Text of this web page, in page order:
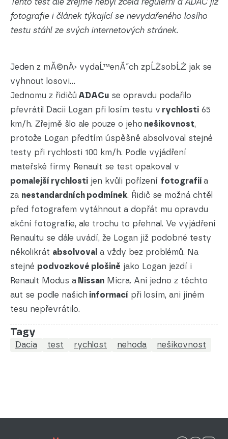
Tento test ale zřejmě nebyl zcela regulérní a ADAC již
fotografie i článek týkající se nevydařeného losího
testu stáhl ze svých internetových stránek.
Jeden z mĂ©nÄ› vydaĹ™enĂ˝ch zpĹŻsobĹŻ jak se
vyhnout losovi...
Jednomu z řidičů ADACu se opravdu podařilo
převrátil Dacii Logan při losím testu v rychlosti 65
km/h. Zřejmě šlo ale pouze o jeho nešikovnost,
protože Logan předtím úspěšně absolvoval stejné
testy při rychlosti 100 km/h. Podle vyjádření
mateřské firmy Renault se test opakoval v
pomalejší rychlosti jen kvůli pořízení fotografií a
za nestandardních podmínek. Řidič se možná chtěl
před fotografem vytáhnout a dopřát mu opravdu
akční fotografie, ale trochu to přehnal. Ve vyjádření
Renaultu se dále uvádí, že Logan již podobné testy
několikrát absolvoval a vždy bez problémů. Na
stejné podvozkové plošině jako Logan jezdí i
Renault Modus a Nissan Micra. Ani jedno z těchto
aut se podle našich informací při losím, ani jiném
tesu nepřevrátilo.
Tagy
Dacia test rychlost nehoda nešikovnost